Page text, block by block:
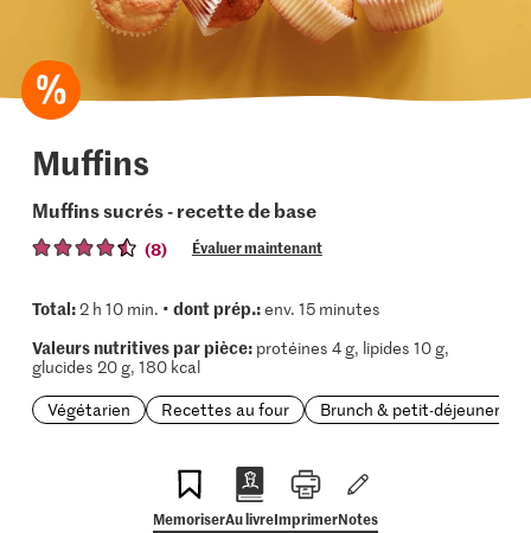
Muffins
Muffins sucrés - recette de base
(8) Évaluer maintenant
Total:2 h 10 min. • dont prép.:env. 15 minutes
Valeurs nutritives par pièce:protéines 4 g, lipides 10 g,
glucides 20 g, 180 kcal
Végétarien
Recettes au four Brunch & petit-déjeuner
MemoriserAu livreImprimerNotes